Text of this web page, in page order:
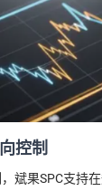
控制
斌果SPC支持